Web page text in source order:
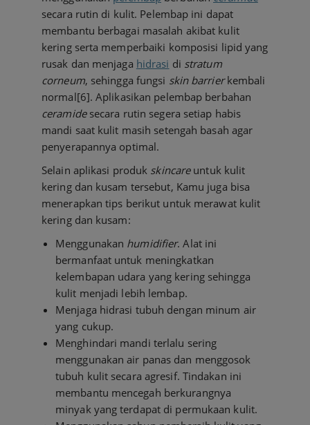
secara rutin di kulit. Pelembap ini dapat
membantu berbagai masalah akibat kulit
kering serta memperbaiki komposisi lipid yang
rusak dan menjaga hidrasi di stratum
corneum, sehingga fungsi skin barrierkembali
normal[6]. Aplikasikan pelembap berbahan
ceramidesecara rutin segera setiap habis
mandi saat kulit masih setengah basah agar
penyerapannya optimal.
Selain aplikasi produk skincareuntuk kulit
kering dan kusam tersebut, Kamu juga bisa
menerapkan tips berikut untuk merawat kulit
kering dan kusam:
Menggunakan humidifier. Alat ini
bermanfaat untuk meningkatkan
kelembapan udara yang kering sehingga
kulit menjadi lebih lembap.
Menjaga hidrasi tubuh dengan minum air
yang cukup.
Menghindari mandi terlalu sering
menggunakan air panas dan menggosok
tubuh kulit secara agresif. Tindakan ini
membantu mencegah berkurangnya
minyak yang terdapat di permukaan kulit.